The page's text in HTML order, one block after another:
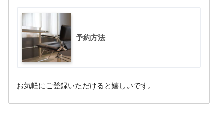
予約方法
お気軽にご登録いただけると嬉しいです。